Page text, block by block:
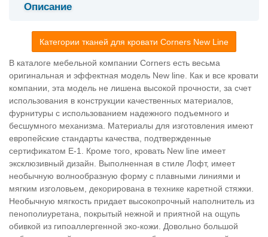
Описание
Категории тканей для кровати Corners New Line
В каталоге мебельной компании Corners есть весьма
оригинальная и эффектная модель New line. Как и все кровати
компании, эта модель не лишена высокой прочности, за счет
использования в конструкции качественных материалов,
фурнитуры с использованием надежного подъемного и
бесшумного механизма. Материалы для изготовления имеют
европейские стандарты качества, подтвержденные
сертификатом Е-1. Кроме того, кровать New line имеет
эксклюзивный дизайн. Выполненная в стиле Лофт, имеет
необычную волнообразную форму с плавными линиями и
мягким изголовьем, декорирована в технике каретной стяжки.
Необычную мягкость придает высокопрочный наполнитель из
пенополиуретана, покрытый нежной и приятной на ощупь
обивкой из гипоаллергенной эко-кожи. Довольно большой